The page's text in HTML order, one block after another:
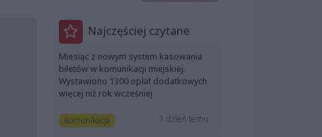
Najczęściej czytane
Miesiąc z nowym system kasowania
biletów w komunikacji miejskiej.
Wystawiono 1300 opłat dodatkowych
więcej niż rok wcześniej
Komunikacja 1 dzień temu